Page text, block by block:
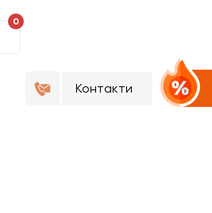
0
Контакти